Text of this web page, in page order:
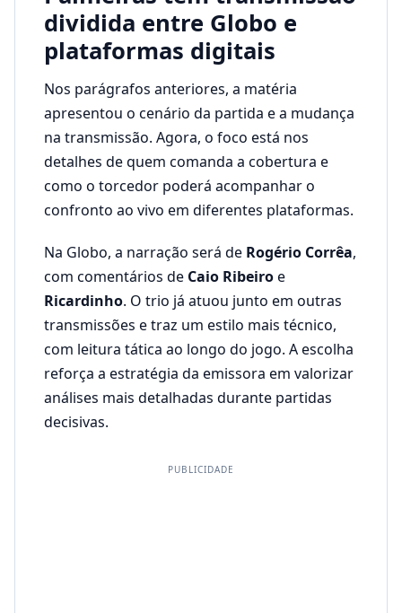
dividida entre Globo e
plataformas digitais
Nos parágrafos anteriores, a matéria
apresentou o cenário da partida e a mudança
na transmissão. Agora, o foco está nos
detalhes de quem comanda a cobertura e
como o torcedor poderá acompanhar o
confronto ao vivo em diferentes plataformas.
Na Globo, a narração será de Rogério Corrêa,
com comentários de Caio Ribeiroe
Ricardinho. O trio já atuou junto em outras
transmissões e traz um estilo mais técnico,
com leitura tática ao longo do jogo. A escolha
reforça a estratégia da emissora em valorizar
análises mais detalhadas durante partidas
decisivas.
PUBLICIDADE